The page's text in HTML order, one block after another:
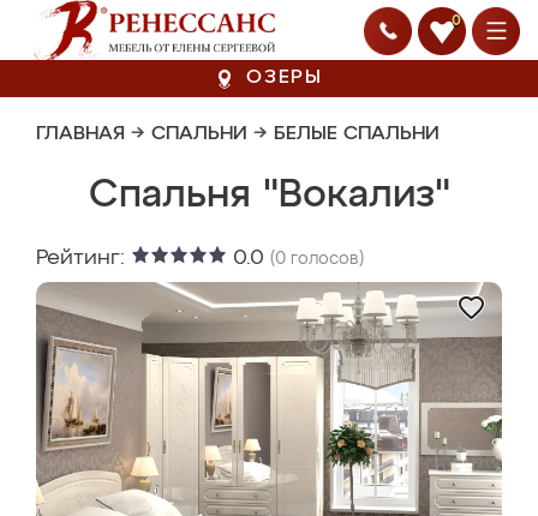
0
ОЗЕРЫ
ГЛАВНАЯ → СПАЛЬНИ → БЕЛЫЕ СПАЛЬНИ
Спальня "Вокализ"
Рейтинг: 0.0 (0 голосов)